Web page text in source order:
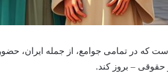
که در تمامی جوامع، از جمله ایران،
– بروز کند.